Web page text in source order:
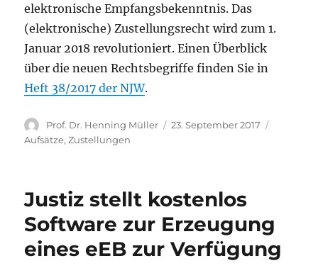
elektronische Empfangsbekenntnis. Das
(elektronische) Zustellungsrecht wird zum 1.
Januar 2018 revolutioniert. Einen Überblick
über die neuen Rechtsbegriffe finden Sie in
Heft 38/2017 der NJW.
Autor
Prof. Dr. Henning Müller
Veröffentlicht
23. September 2017
Aufsätze,Zustellungen
Justiz stellt kostenlos
Software zur Erzeugung
eines eEB zur Verfügung